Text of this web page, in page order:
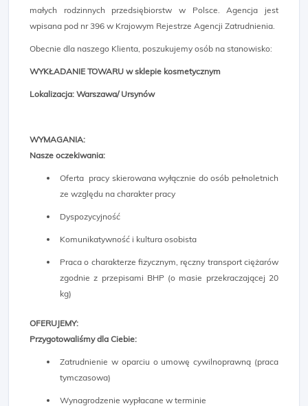
małych rodzinnych przedsiębiorstw w Polsce. Agencja jest
wpisana pod nr 396 w Krajowym Rejestrze Agencji Zatrudnienia.
Obecnie dla naszego Klienta, poszukujemy osób na stanowisko:
WYKŁADANIE TOWARU w sklepie kosmetycznym
Lokalizacja: Warszawa/ Ursynów
WYMAGANIA:
Nasze oczekiwania:
Oferta pracy skierowana wyłącznie do osób pełnoletnich
ze względu na charakter pracy
Dyspozycyjność
Komunikatywność i kultura osobista
Praca o charakterze fizycznym, ręczny transport ciężarów
zgodnie z przepisami BHP (o masie przekraczającej 20
kg)
OFERUJEMY:
Przygotowaliśmy dla Ciebie:
Zatrudnienie w oparciu o umowę cywilnoprawną (praca
tymczasowa)
Wynagrodzenie wypłacane w terminie